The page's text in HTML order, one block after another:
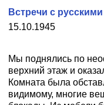
15.10.1945
Встречи с
Мы поднялись по
верхний этаж и
Комната была
видимому, многие